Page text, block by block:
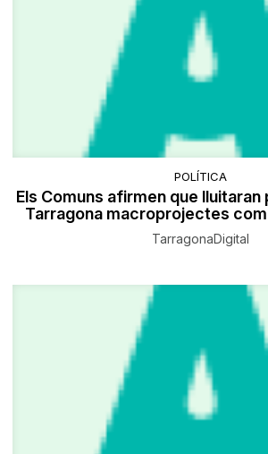
POLÍTICA
Els Comuns afirmen que lluitaran
Tarragona macroprojectes
TarragonaDigital